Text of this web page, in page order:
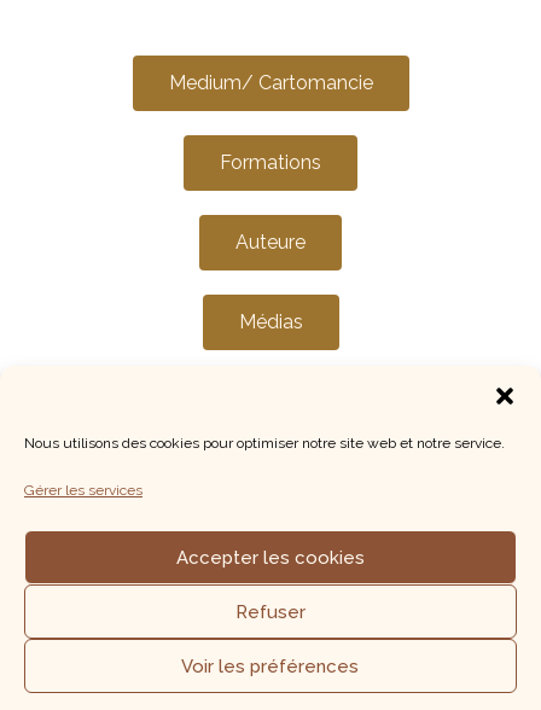
Nous utilisons des cookies pour optimiser notre site web et notre service.
Gérer les services
Accepter les cookies
Refuser
Voir les préférences
Medium/ Cartomancie
Formations
Auteure
Médias
Copyright 2022 - Les portes de demain
Inscrivez-vous à ma newsletter pour ne manquer aucun
nouvel article !